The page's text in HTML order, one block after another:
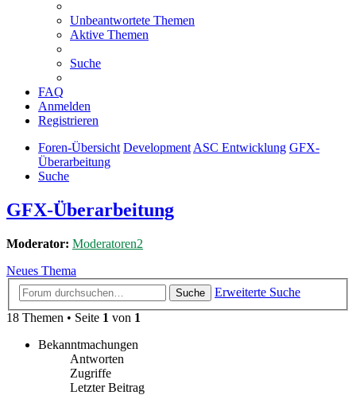
Unbeantwortete Themen
Aktive Themen
Suche
FAQ
Anmelden
Registrieren
Foren-Übersicht DevelopmentASC Entwicklung GFX-
Überarbeitung
Suche
GFX-Überarbeitung
Moderator: Moderatoren2
Neues Thema
Suche
Erweiterte Suche
18 Themen • Seite 1 von 1
Bekanntmachungen
Antworten
Zugriffe
Letzter Beitrag